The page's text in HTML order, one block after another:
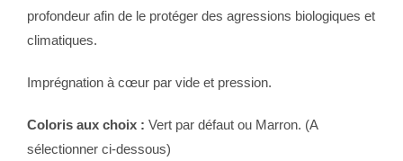
profondeur afin de le protéger des agressions biologiques et
climatiques.
Imprégnation à cœur par vide et pression.
Coloris aux choix : Vert par défaut ou Marron. (A
sélectionner ci-dessous)